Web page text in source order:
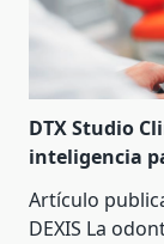
DTX Studio
inteligencia
Artículo
DEXIS La